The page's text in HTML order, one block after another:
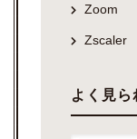
Zoom
Zscaler
よく見ら